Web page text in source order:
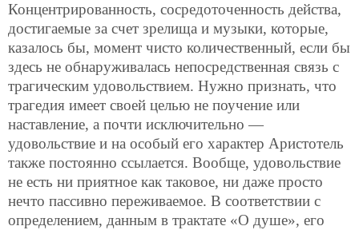
Концентрированность, сосредоточенность действа,
достигаемые за счет зрелища и музыки, которые,
казалось бы, момент чисто количественный, если бы
здесь не обнаруживалась непосредственная связь с
трагическим удовольствием. Нужно признать, что
трагедия имеет своей целью не поучение или
наставление, а почти исключительно —
удовольствие и на особый его характер Аристотель
также постоянно ссылается. Вообще, удовольствие
не есть ни приятное как таковое, ни даже просто
нечто пассивно переживаемое. В соответствии с
определением, данным в трактате «О душе», его